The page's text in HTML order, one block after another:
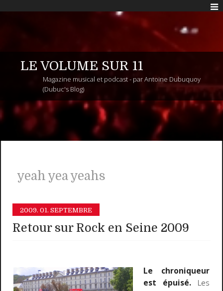
LE VOLUME SUR 11
Magazine musical et podcast - par Antoine Dubuquoy
(Dubuc's Blog)
yeah yea yeahs
2009. 01. SEPTEMBRE
Retour sur Rock en Seine 2009
Le chroniqueur
est épuisé. Les